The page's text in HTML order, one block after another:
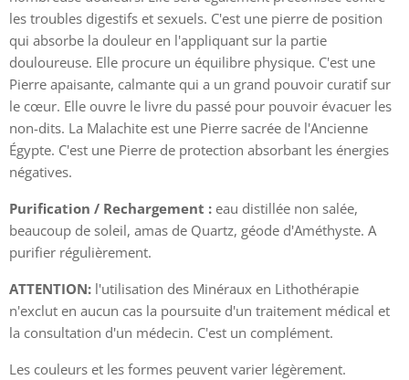
les troubles digestifs et sexuels. C'est une pierre de position
qui absorbe la douleur en l'appliquant sur la partie
douloureuse. Elle procure un équilibre physique. C'est une
Pierre apaisante, calmante qui a un grand pouvoir curatif sur
le cœur. Elle ouvre le livre du passé pour pouvoir évacuer les
non-dits. La Malachite est une Pierre sacrée de l'Ancienne
Égypte. C'est une Pierre de protection absorbant les énergies
négatives.
Purification / Rechargement : eau distillée non salée,
beaucoup de soleil, amas de Quartz, géode d'Améthyste. A
purifier régulièrement.
ATTENTION: l'utilisation des Minéraux en Lithothérapie
n'exclut en aucun cas la poursuite d'un traitement médical et
la consultation d'un médecin. C'est un complément.
Les couleurs et les formes peuvent varier légèrement.